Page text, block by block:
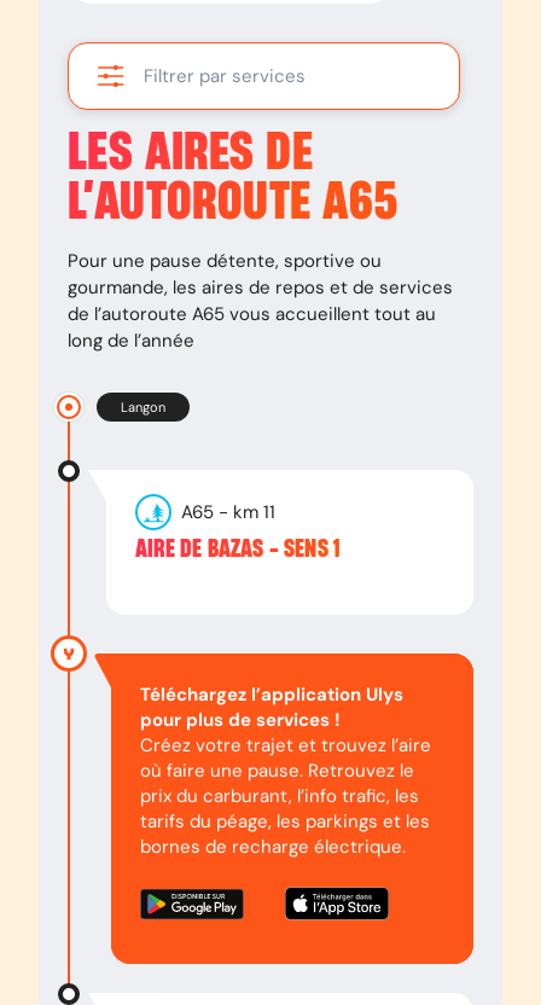
Filtrer par services
LES AIRES DE
L’AUTOROUTE A65
Pour une pause détente, sportive ou
gourmande, les aires de repos et de services
de l’autoroute A65 vous accueillent tout au
long de l’année
Langon
A65 - km 11
AIRE DE BAZAS - SENS 1
Téléchargez l’application Ulys
pour plus de services !
Créez votre trajet et trouvez l’aire
où faire une pause. Retrouvez le
prix du carburant, l’info trafic, les
tarifs du péage, les parkings et les
bornes de recharge électrique.